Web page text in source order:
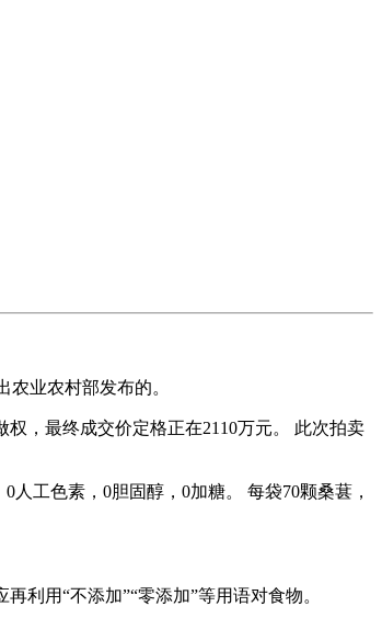
业农村部发布的。
，最终成交价定格正在2110万元。 此次拍卖
工色素，0胆固醇，0加糖。 每袋70颗桑葚，
用“不添加”“零添加”等用语对食物。